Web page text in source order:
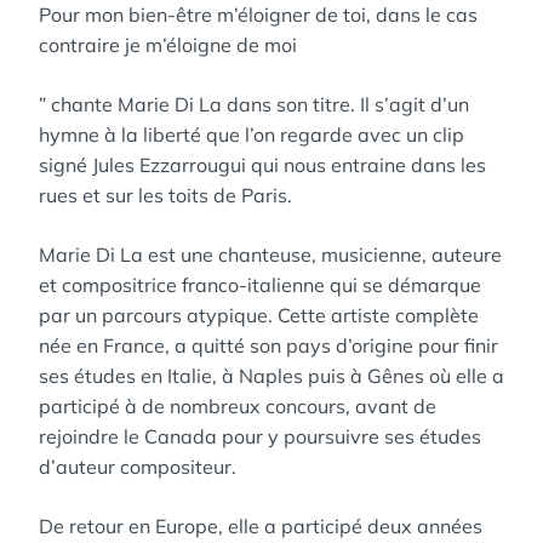
Pour mon bien-être m’éloigner de toi, dans le cas
contraire je m’éloigne de moi
” chante Marie Di La dans son titre. Il s’agit d’un
hymne à la liberté que l’on regarde avec un clip
signé Jules Ezzarrougui qui nous entraine dans les
rues et sur les toits de Paris.
Marie Di La est une chanteuse, musicienne, auteure
et compositrice franco-italienne qui se démarque
par un parcours atypique. Cette artiste complète
née en France, a quitté son pays d’origine pour finir
ses études en Italie, à Naples puis à Gênes où elle a
participé à de nombreux concours, avant de
rejoindre le Canada pour y poursuivre ses études
d’auteur compositeur.
De retour en Europe, elle a participé deux années